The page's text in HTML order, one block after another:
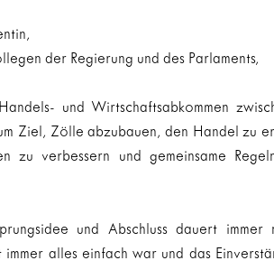
der Regierung und des Parlaments,
und Wirtschaftsabkommen
Ziel, Zölle abzubauen, den Handel zu
zu verbessern und gemeinsame
und Abschluss dauert
immer alles einfach war und das